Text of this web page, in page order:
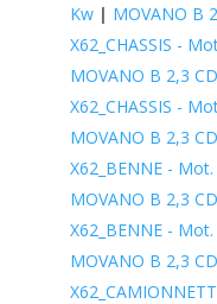
Kw| MOVANO B
X62_CHASSIS -
MOVANO B 2,3
X62_CHASSIS -
MOVANO B 2,3
X62_BENNE -
MOVANO B 2,3
X62_BENNE -
MOVANO B 2,3